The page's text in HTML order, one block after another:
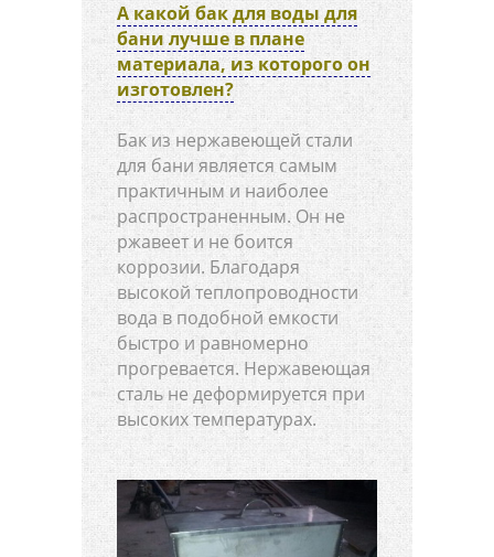
А какой бак для воды для
бани лучше в плане
материала, из которого он
изготовлен?
Бак из нержавеющей стали
для бани является самым
практичным и наиболее
распространенным. Он не
ржавеет и не боится
коррозии. Благодаря
высокой теплопроводности
вода в подобной емкости
быстро и равномерно
прогревается. Нержавеющая
сталь не деформируется при
высоких температурах.